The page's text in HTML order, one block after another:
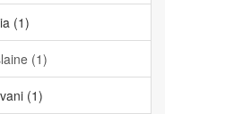
(1)
(1)
(1)